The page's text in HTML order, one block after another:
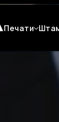
Печати